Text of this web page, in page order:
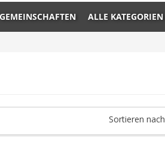
ALLE KATEGORIEN
Sortieren nach